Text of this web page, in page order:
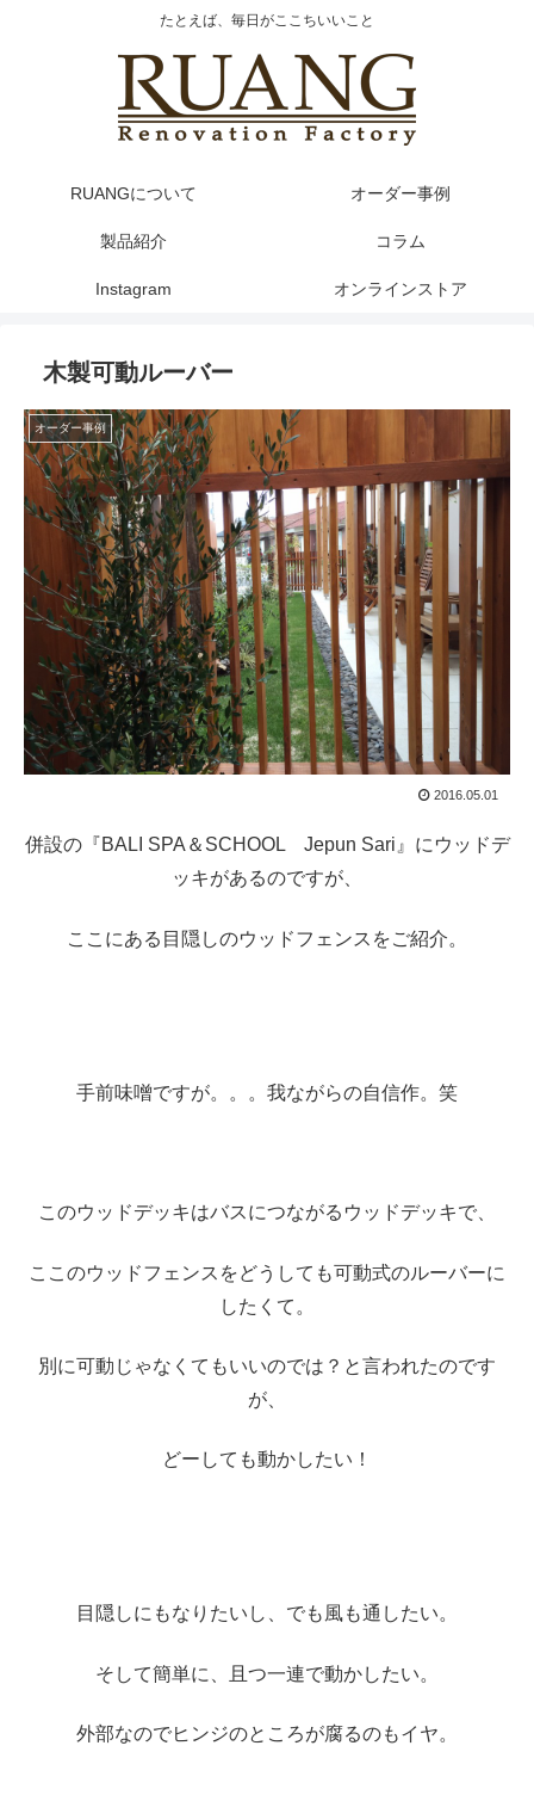
たとえば、毎日がここちいいこと
RUANGについて オーダー事例
製品紹介 コラム
Instagram オンラインストア
木製可動ルーバー
オーダー事例
2016.05.01
併設の『BALI SPA＆SCHOOL Jepun Sari』にウッドデ
ッキがあるのですが、
ここにある目隠しのウッドフェンスをご紹介。
手前味噌ですが。。。我ながらの自信作。笑
このウッドデッキはバスにつながるウッドデッキで、
ここのウッドフェンスをどうしても可動式のルーバーに
したくて。
別に可動じゃなくてもいいのでは？と言われたのです
が、
どーしても動かしたい！
目隠しにもなりたいし、でも風も通したい。
そして簡単に、且つ一連で動かしたい。
外部なのでヒンジのところが腐るのもイヤ。